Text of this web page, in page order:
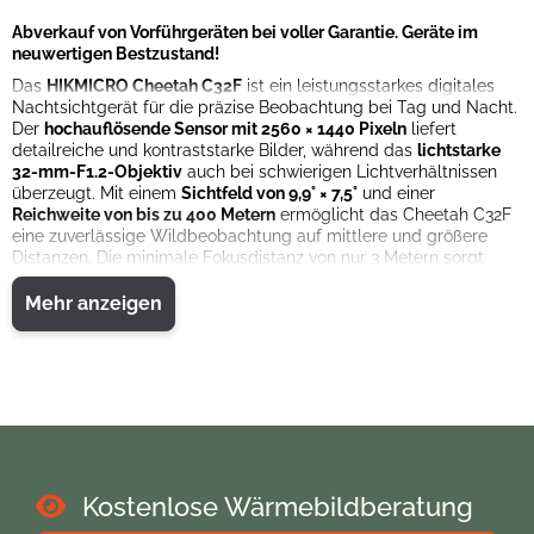
Abverkauf von Vorführgeräten bei voller Garantie. Geräte im
neuwertigen Bestzustand!
Das HIKMICRO Cheetah C32F ist ein leistungsstarkes digitales
Nachtsichtgerät für die präzise Beobachtung bei Tag und Nacht.
Der hochauflösende Sensor mit 2560 × 1440 Pixeln liefert
detailreiche und kontraststarke Bilder, während das lichtstarke
32-mm-F1.2-Objektiv auch bei schwierigen Lichtverhältnissen
überzeugt. Mit einem Sichtfeld von 9,9° × 7,5° und einer
Reichweite von bis zu 400 Metern ermöglicht das Cheetah C32F
eine zuverlässige Wildbeobachtung auf mittlere und größere
Distanzen. Die minimale Fokusdistanz von nur 3 Metern sorgt
zusätzlich für eine hohe Flexibilität im Revier.
Dasbrillante 0,49-Zoll-OLED-Display mit 1920 × 1080 Pixeln
stellt das Bild gestochen scharf dar und bietet verschiedene
Verfügung.
Mehr anzeigen
Kostenlose Wärmebildberatung